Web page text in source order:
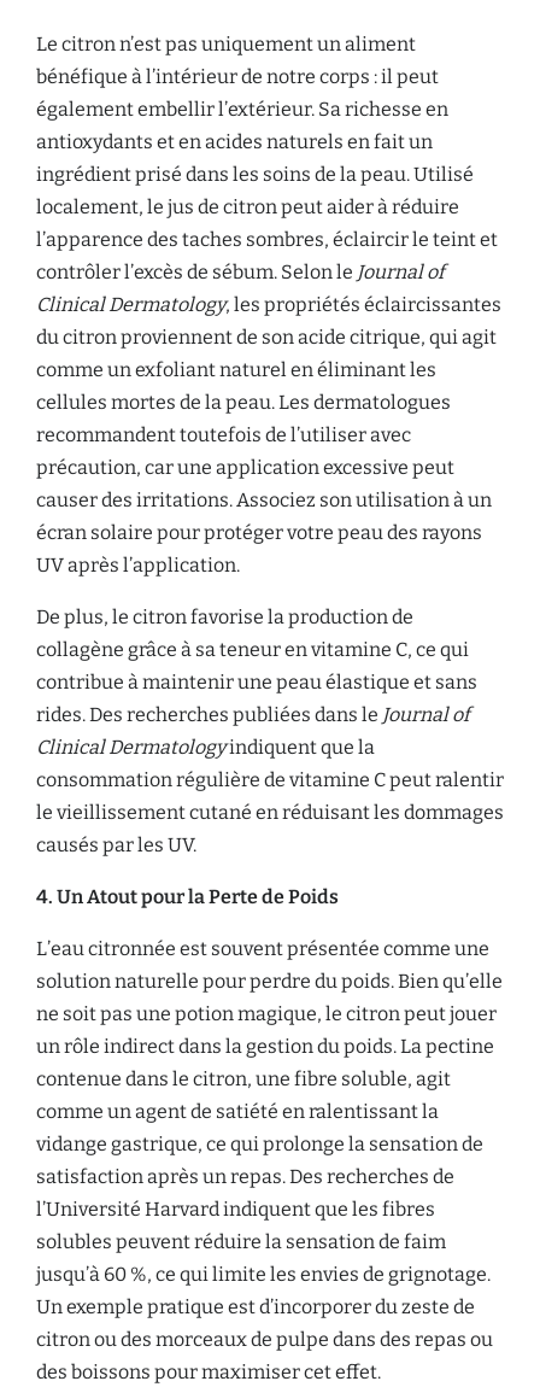
Le citron n’est pas uniquement un aliment
bénéfique à l’intérieur de notre corps : il peut
également embellir l’extérieur. Sa richesse en
antioxydants et en acides naturels en fait un
ingrédient prisé dans les soins de la peau. Utilisé
localement, le jus de citron peut aider à réduire
l’apparence des taches sombres, éclaircir le teint et
contrôler l’excès de sébum. Selon le Journal of
Clinical Dermatology, les propriétés éclaircissantes
du citron proviennent de son acide citrique, qui agit
comme un exfoliant naturel en éliminant les
cellules mortes de la peau. Les dermatologues
recommandent toutefois de l’utiliser avec
précaution, car une application excessive peut
causer des irritations. Associez son utilisation à un
écran solaire pour protéger votre peau des rayons
UV après l’application.
De plus, le citron favorise la production de
collagène grâce à sa teneur en vitamine C, ce qui
contribue à maintenir une peau élastique et sans
rides. Des recherches publiées dans le Journal of
Clinical Dermatologyindiquent que la
consommation régulière de vitamine C peut ralentir
le vieillissement cutané en réduisant les dommages
causés par les UV.
4. Un Atout pour la Perte de Poids
L’eau citronnée est souvent présentée comme une
solution naturelle pour perdre du poids. Bien qu’elle
ne soit pas une potion magique, le citron peut jouer
un rôle indirect dans la gestion du poids. La pectine
contenue dans le citron, une fibre soluble, agit
comme un agent de satiété en ralentissant la
vidange gastrique, ce qui prolonge la sensation de
satisfaction après un repas. Des recherches de
l’Université Harvard indiquent que les fibres
solubles peuvent réduire la sensation de faim
jusqu’à 60 %, ce qui limite les envies de grignotage.
Un exemple pratique est d’incorporer du zeste de
citron ou des morceaux de pulpe dans des repas ou
des boissons pour maximiser cet effet.